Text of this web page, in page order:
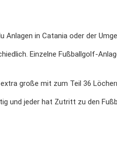
in Catania oder der
Einzelne Fußballgolf-
große mit zum Teil 36
und jeder hat Zutritt zu den